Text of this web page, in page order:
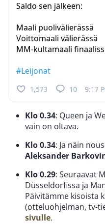
Saldo sen jälkeen:
Maali puolivälierässä
Voittomaali välierässä
MM-kultamaali
#Leijonat
1,573 10 9:17
Klo 0.34: Queen ja
vain on oltava.
Klo 0.34: Ja näin
Aleksander
Klo 0.29: Seuraavat
Düsseldorfissa ja
Päivitämme kisoista
(otteluohjelman, tv-
sivulle.